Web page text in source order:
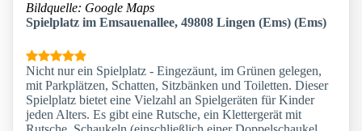
Bildquelle: Google Maps
Spielplatz im Emsauenallee, 49808 Lingen (Ems) (Ems)
Nicht nur ein Spielplatz - Eingezäunt, im Grünen gelegen,
mit Parkplätzen, Schatten, Sitzbänken und Toiletten. Dieser
Spielplatz bietet eine Vielzahl an Spielgeräten für Kinder
jeden Alters. Es gibt eine Rutsche, ein Klettergerät mit